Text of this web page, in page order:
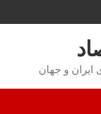
ایران و جهان